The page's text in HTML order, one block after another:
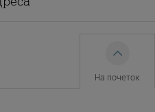
На почеток